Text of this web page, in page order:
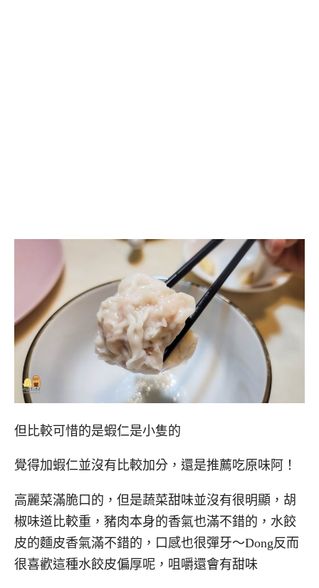
但比較可惜的是蝦仁是小隻的
覺得加蝦仁並沒有比較加分，還是推薦吃原味阿！
高麗菜滿脆口的，但是蔬菜甜味並沒有很明顯，胡
椒味道比較重，豬肉本身的香氣也滿不錯的，水餃
皮的麵皮香氣滿不錯的，口感也很彈牙～Dong反而
很喜歡這種水餃皮偏厚呢，咀嚼還會有甜味